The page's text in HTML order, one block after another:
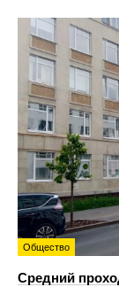
Общество
Средний